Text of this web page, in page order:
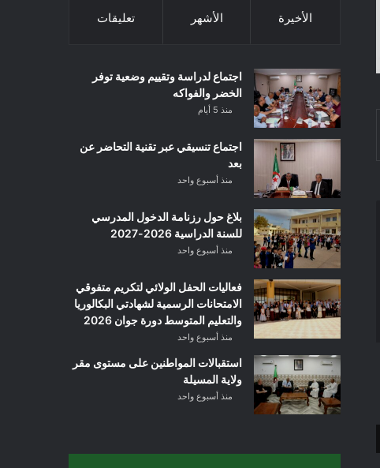
الأخيرة الأشهر تعليقات
اجتماع لدراسة وتقييم وضعية توفر
الخضر والفواكه
منذ 5 أيام
اجتماع تنسيقي عبر تقنية التحاضر عن
بعد
منذ أسبوع واحد
بلاغ حول رزنامة الدخول المدرسي
للسنة الدراسية 2026-2027
منذ أسبوع واحد
فعاليات الحفل الولائي لتكريم متفوقي
الامتحانات الرسمية لشهادتي البكالوريا
والتعليم المتوسط دورة جوان 2026
منذ أسبوع واحد
استقبالات المواطنين على مستوى مقر
ولاية المسيلة
منذ أسبوع واحد